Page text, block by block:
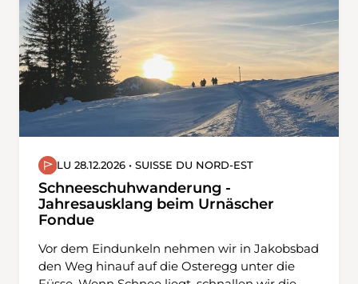
LU 28.12.2026 • SUISSE DU NORD-EST
Schneeschuhwanderung -
Jahresausklang beim Urnäscher
Fondue
Vor dem Eindunkeln nehmen wir in Jakobsbad
den Weg hinauf auf die Osteregg unter die